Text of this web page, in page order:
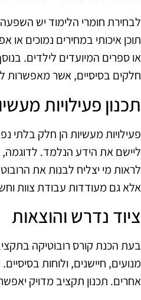
לבחירת חומרי הלימוד יש
תוכן איכותי במחירים נמוכים או
או ספרים המיועדים לילדים.
חלקים בסיסיים, אשר מאפשרות
תכנון פעילויות
פעילויות מעשיות הן חלק בלתי
ליישם את הידע הנלמד. לדוגמה,
לראות מי יצליח לבנות את
אלא גם מעודדות עבודת צוות
ציוד נדרש והוצאות
בעת הכנת קורס רובוטיקה
מנועים, חיישנים, ולוחות
אחרים. תכנון תקציב מדויק